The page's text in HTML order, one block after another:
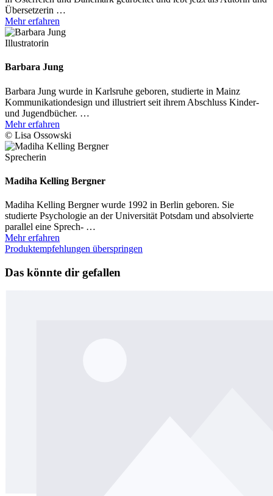
Übersetzerin …
Mehr erfahren
Illustratorin
Barbara Jung
Barbara Jung wurde in Karlsruhe geboren, studierte in Mainz
Kommunikationdesign und illustriert seit ihrem Abschluss Kinder-
und Jugendbücher. …
Mehr erfahren
© Lisa Ossowski
Sprecherin
Madiha Kelling Bergner
Madiha Kelling Bergner wurde 1992 in Berlin geboren. Sie
studierte Psychologie an der Universität Potsdam und absolvierte
parallel eine Sprech- …
Mehr erfahren
Produktempfehlungen überspringen
Das könnte dir gefallen